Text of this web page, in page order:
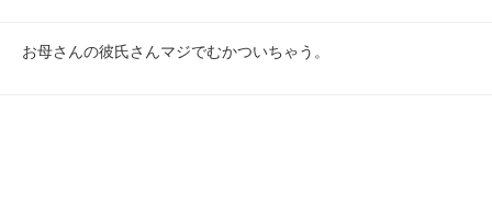
お母さんの彼氏さんマジでむかついちゃう。